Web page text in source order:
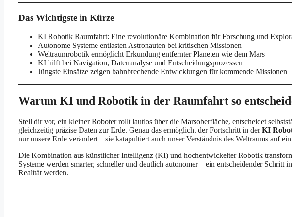
Das Wichtigste in Kürze
KI Robotik Raumfahrt: Eine revolutionäre Kombination für Forschung und
Autonome Systeme entlasten Astronauten bei kritischen Missionen
Weltraumrobotik ermöglicht Erkundung entfernter Planeten wie dem Mars
KI hilft bei Navigation, Datenanalyse und Entscheidungsprozessen
Jüngste Einsätze zeigen bahnbrechende Entwicklungen für kommende Missionen
Warum KI und Robotik in der Raumfahrt so
Stell dir vor, ein kleiner Roboter rollt lautlos über die Marsoberfläche, entscheidet
gleichzeitig präzise Daten zur Erde. Genau das ermöglicht der Fortschritt in derKI
nur unsere Erde verändert – sie katapultiert auch unser Verständnis des Weltraums auf
Die Kombination aus künstlicher Intelligenz (KI) und hochentwickelter Robotik
Systeme werden smarter, schneller und deutlich autonomer – ein entscheidender Schritt
Realität werden.